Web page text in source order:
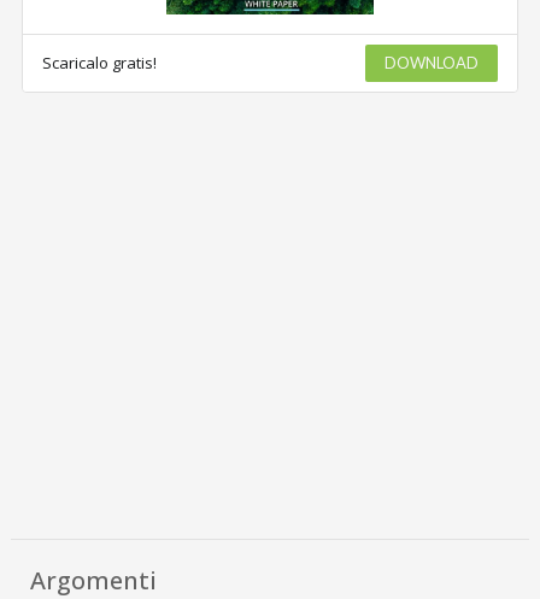
Scaricalo gratis! DOWNLOAD
Argomenti